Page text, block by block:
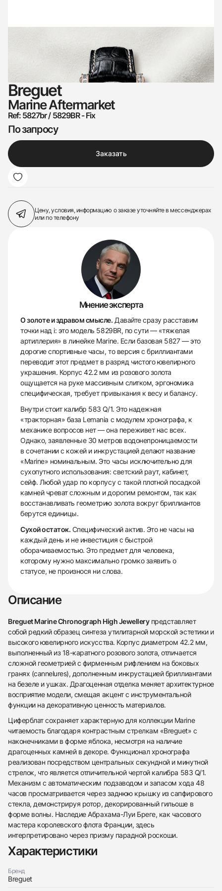
438
285
145
142
205
204
195
150
6
Breguet
Marine Aftermarket
Ref: 5827br / 5829BR - Fix
По запросу
Заказать
Цену, условия, информацию о заказеуточняйте в мессенджерах
или по телефону
Мнение эксперта
О золоте и здравом смысле. Давайте сразу расставим
точки над i: это модель 5829BR, по сути — «тяжелая
артиллерия» в линейке Marine. Если базовая 5827 — это
дорогие спортивные часы, то версия с бриллиантами
переводит этот предмет в разряд чистого ювелирного
украшения. Корпус 42.2 мм из розового золота
ощущается на руке массивным слитком, эргономика
специфическая, требует привыкания к весу и балансу.
Внутри стоит калибр 583 Q/1. Это надежная
«тракторная» база Lemania с модулем хронографа, к
механике вопросов нет — она переживет нас всех.
Однако, заявленные 30 метров водонепроницаемости
в сочетании с кожей и инкрустацией делают название
«Marine» номинальным. Это часы исключительно для
сухопутного использования: светский раут, кабинет,
сейф. Любой удар по корпусу с такой плотной посадкой
камней чреват сложным и дорогим ремонтом, так как
восстанавливать геометрию золота вокруг бриллиантов
берутся единицы.
Сухой остаток. Специфический актив. Это не часы на
каждый день и не инвестиция с быстрой
оборачиваемостью. Это предмет для человека,
которому нужно максимально громко заявить о
статусе, не произнося ни слова.
Описание
Breguet Marine Chronograph High Jewelleryпредставляет
собой редкий образец синтеза утилитарной морской эстетики и
высокого ювелирного искусства. Корпус диаметром 42.2 мм,
выполненный из 18-каратного розового золота, отличается
сложной геометрией с фирменным рифлением на боковых
гранях (cannelures), дополненным инкрустацией бриллиантами
на безеле и ушках. Драгоценная отделка меняет архитектурное
восприятие модели, смещая акцент с инструментальной
функции на декоративную ценность материалов.
Циферблат сохраняет характерную для коллекции Marine
читаемость благодаря контрастным стрелкам «Breguet» с
наконечниками в форме яблока, несмотря на наличие
драгоценных камней в декоре. Функционал хронографа
реализован посредством центральных секундной и минутной
стрелок, что является отличительной чертой калибра 583 Q/1.
Механизм с автоматическим подзаводом и запасом хода 48
часов просматривается через заднюю крышку из сапфирового
стекла, демонстрируя ротор, декорированный гильоше в
форме волны. Наследие Абрахама-Луи Бреге, как часового
мастера королевского флота Франции, здесь
интерпретировано через призму парадной роскоши.
Характеристики
Бренд
BreguetТрейд-ин часов